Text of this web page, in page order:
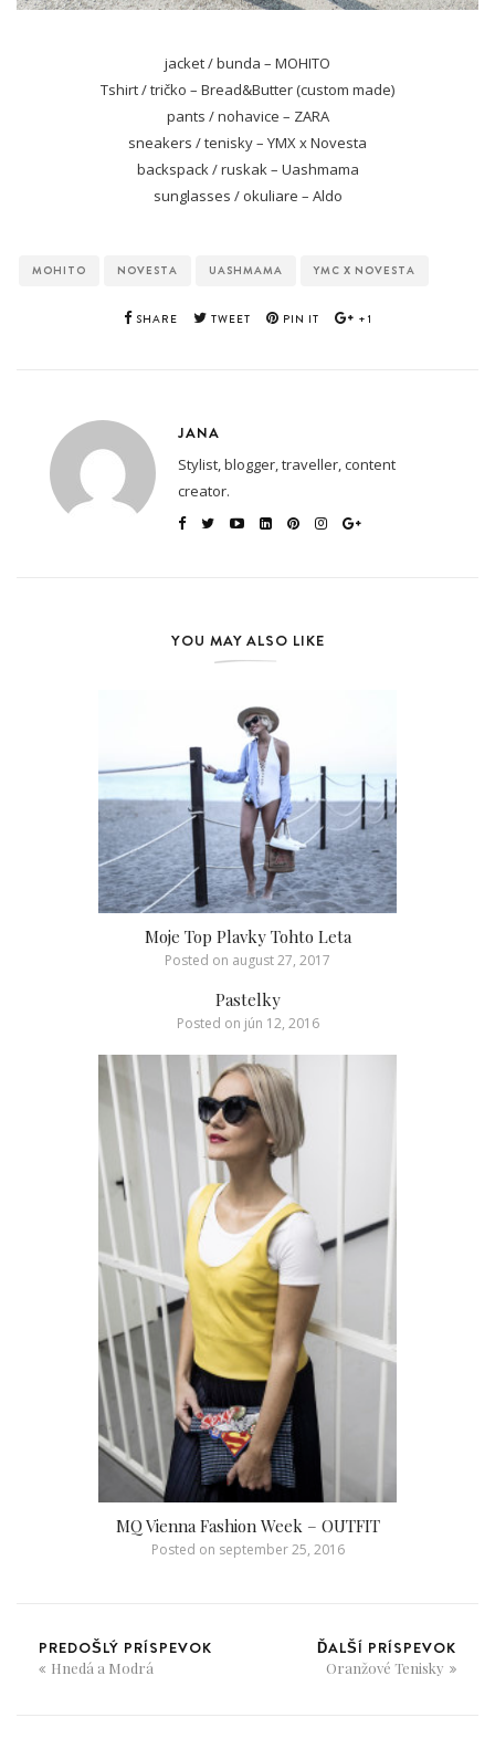
jacket / bunda – MOHITO
Tshirt / tričko – Bread&Butter (custom made)
pants / nohavice – ZARA
sneakers / tenisky – YMX x Novesta
backspack / ruskak – Uashmama
sunglasses / okuliare – Aldo
MOHITO NOVESTA UASHMAMA YMC X NOVESTA
SHARE TWEET PIN IT +1
JANA
Stylist, blogger, traveller, content
creator.
YOU MAY ALSO LIKE
Moje Top Plavky Tohto Leta
Posted on august 27, 2017
Pastelky
Posted on jún 12, 2016
MQ Vienna Fashion Week – OUTFIT
Posted on september 25, 2016
PREDOŠLÝ PRÍSPEVOK
Hnedá a Modrá
ĎALŠÍ PRÍSPEVOK
Oranžové Tenisky